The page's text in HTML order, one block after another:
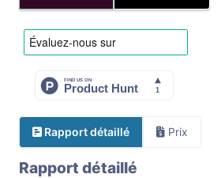
Rapport détaillé Prix
Rapport détaillé